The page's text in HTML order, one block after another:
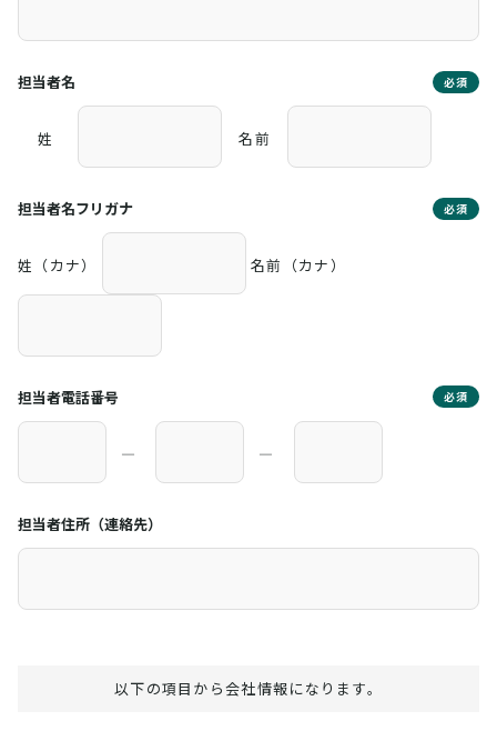
担当者名 必須
姓 名前
担当者名フリガナ 必須
姓（カナ） 名前（カナ）
担当者電話番号 必須
― ―
担当者住所（連絡先）
以下の項目から会社情報になります。